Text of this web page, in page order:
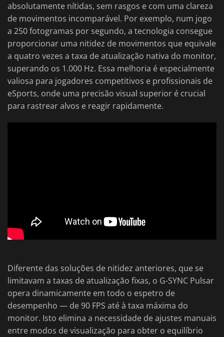
absolutamente nítidas, sem rasgos e com uma clareza
de movimentos incomparável. Por exemplo, num jogo
a 250 fotogramas por segundo, a tecnologia consegue
proporcionar uma nitidez de movimentos que equivale
a quatro vezes a taxa de atualização nativa do monitor,
superando os 1.000 Hz. Essa melhoria é especialmente
valiosa para jogadores competitivos e profissionais de
eSports, onde uma precisão visual superior é crucial
para rastrear alvos e reagir rapidamente.
Diferente das soluções de nitidez anteriores, que se
limitavam a taxas de atualização fixas, o G-SYNC Pulsar
opera dinamicamente em todo o espetro de
desempenho — de 90 FPS até à taxa máxima do
monitor. Isto elimina a necessidade de ajustes manuais
entre modos de visualização para obter o equilíbrio